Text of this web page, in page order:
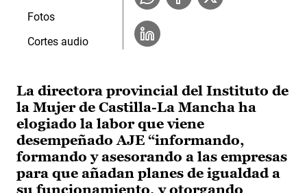
La directora provincial del Instituto de
la Mujer de Castilla-La Mancha ha
elogiado la labor que viene
desempeñado AJE “informando,
formando y asesorando a las empresas
para que añadan planes de igualdad a
su funcionamiento, y otorgando
Fotos
Cortes audio